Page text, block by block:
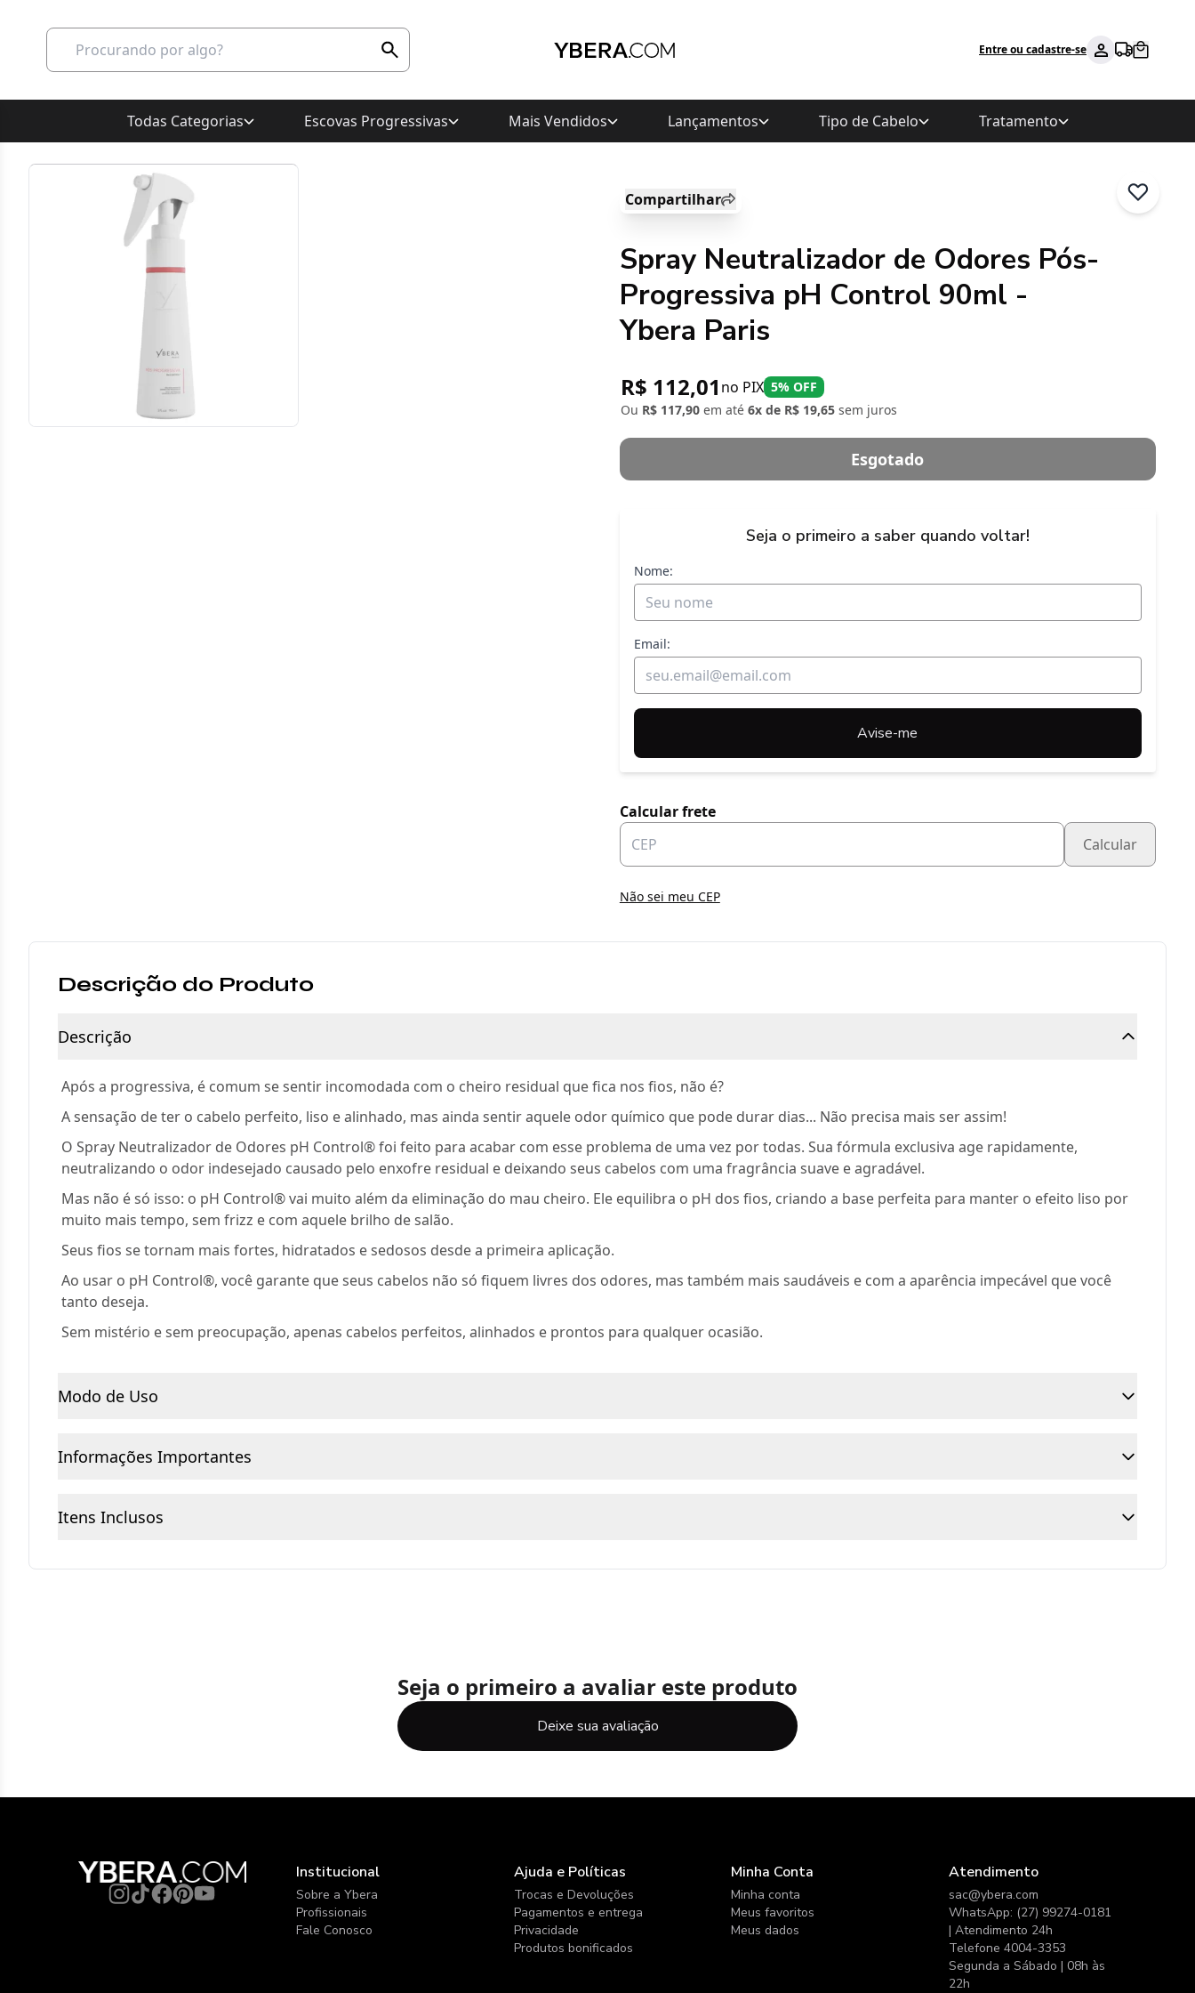
Entre ou cadastre-se
Todas Categorias Escovas Progressivas Mais Vendidos Lançamentos Tipo de Cabelo Tratamento
Compartilhar
Spray Neutralizador de Odores Pós-
Progressiva pH Control 90ml -
Ybera Paris
R$ 112,01 no PIX 5% OFF
Ou R$ 117,90em até 6x de R$ 19,65sem juros
Esgotado
Seja o primeiro a saber quando voltar!
Nome:
Email:
Avise-me
Calcular frete
Calcular
Não sei meu CEP
Descrição do Produto
Descrição
Após a progressiva, é comum se sentir incomodada com o cheiro residual que fica nos fios, não é?
A sensação de ter o cabelo perfeito, liso e alinhado, mas ainda sentir aquele odor químico que pode durar dias... Não precisa mais ser assim!
O Spray Neutralizador de Odores pH Control® foi feito para acabar com esse problema de uma vez por todas. Sua fórmula exclusiva age rapidamente,
neutralizando o odor indesejado causado pelo enxofre residual e deixando seus cabelos com uma fragrância suave e agradável.
Mas não é só isso: o pH Control® vai muito além da eliminação do mau cheiro. Ele equilibra o pH dos fios, criando a base perfeita para manter o efeito liso por
muito mais tempo, sem frizz e com aquele brilho de salão.
Seus fios se tornam mais fortes, hidratados e sedosos desde a primeira aplicação.
Ao usar o pH Control®, você garante que seus cabelos não só fiquem livres dos odores, mas também mais saudáveis e com a aparência impecável que você
tanto deseja.
Sem mistério e sem preocupação, apenas cabelos perfeitos, alinhados e prontos para qualquer ocasião.
Modo de Uso
Informações Importantes
Itens Inclusos
Seja o primeiro a avaliar este produto
Deixe sua avaliação
Institucional
Sobre a Ybera
Profissionais
Fale Conosco
Ajuda e Políticas
Trocas e Devoluções
Pagamentos e entrega
Privacidade
Produtos bonificados
Minha Conta
Minha conta
Meus favoritos
Meus dados
Atendimento
sac@ybera.com
WhatsApp: (27) 99274-0181
| Atendimento 24h
Telefone 4004-3353
Segunda a Sábado | 08h às
22h